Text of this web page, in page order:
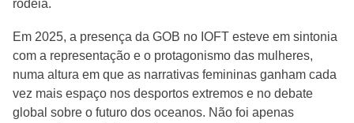
rodeia.
Em 2025, a presença da GOB no IOFT esteve em sintonia
com a representação e o protagonismo das mulheres,
numa altura em que as narrativas femininas ganham cada
vez mais espaço nos desportos extremos e no debate
global sobre o futuro dos oceanos. Não foi apenas